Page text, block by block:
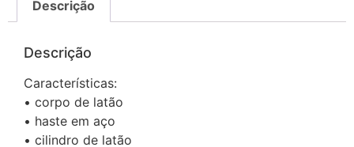
Descrição
Descrição
Características:
• corpo de latão
• haste em aço
• cilindro de latão